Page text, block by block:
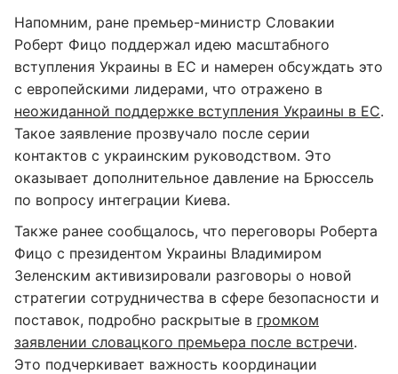
Напомним, ране премьер-министр Словакии
Роберт Фицо поддержал идею масштабного
вступления Украины в ЕС и намерен обсуждать это
с европейскими лидерами, что отражено в
неожиданной поддержке вступления Украины в ЕС.
Такое заявление прозвучало после серии
контактов с украинским руководством. Это
оказывает дополнительное давление на Брюссель
по вопросу интеграции Киева.
Также ранее сообщалось, что переговоры Роберта
Фицо с президентом Украины Владимиром
Зеленским активизировали разговоры о новой
стратегии сотрудничества в сфере безопасности и
поставок, подробно раскрытые в громком
заявлении словацкого премьера после встречи.
Это подчеркивает важность координации